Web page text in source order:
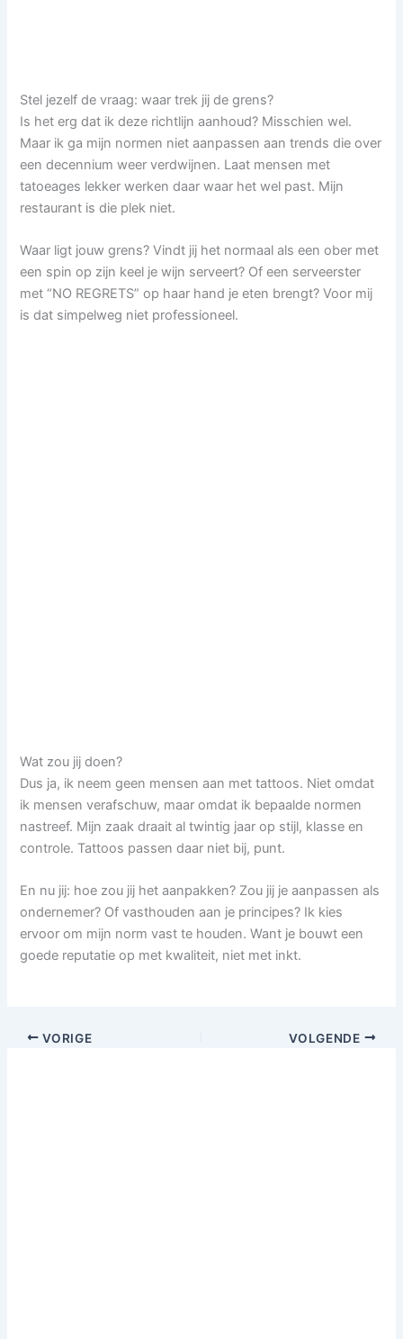
Stel jezelf de vraag: waar trek jij de grens?
Is het erg dat ik deze richtlijn aanhoud? Misschien wel.
Maar ik ga mijn normen niet aanpassen aan trends die over
een decennium weer verdwijnen. Laat mensen met
tatoeages lekker werken daar waar het wel past. Mijn
restaurant is die plek niet.
Waar ligt jouw grens? Vindt jij het normaal als een ober met
een spin op zijn keel je wijn serveert? Of een serveerster
met “NO REGRETS” op haar hand je eten brengt? Voor mij
is dat simpelweg niet professioneel.
Wat zou jij doen?
Dus ja, ik neem geen mensen aan met tattoos. Niet omdat
ik mensen verafschuw, maar omdat ik bepaalde normen
nastreef. Mijn zaak draait al twintig jaar op stijl, klasse en
controle. Tattoos passen daar niet bij, punt.
En nu jij: hoe zou jij het aanpakken? Zou jij je aanpassen als
ondernemer? Of vasthouden aan je principes? Ik kies
ervoor om mijn norm vast te houden. Want je bouwt een
goede reputatie op met kwaliteit, niet met inkt.
VORIGE VOLGENDE